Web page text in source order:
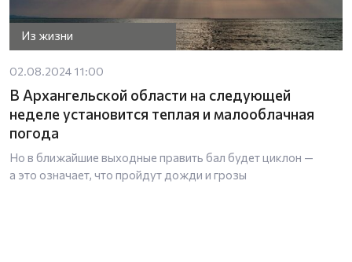
Из жизни
02.08.2024 11:00
В Архангельской области на следующей
неделе установится теплая и малооблачная
погода
Но в ближайшие выходные править бал будет циклон —
а это означает, что пройдут дожди и грозы